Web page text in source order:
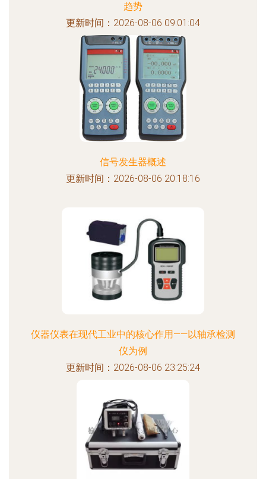
趋势
更新时间：2026-08-06 09:01:04
信号发生器概述
更新时间：2026-08-06 20:18:16
仪器仪表在现代工业中的核心作用——以轴承检测
仪为例
更新时间：2026-08-06 23:25:24